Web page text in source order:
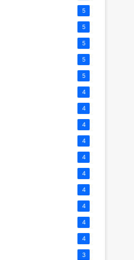
5
5
5
5
5
4
4
4
4
4
4
4
4
4
4
3